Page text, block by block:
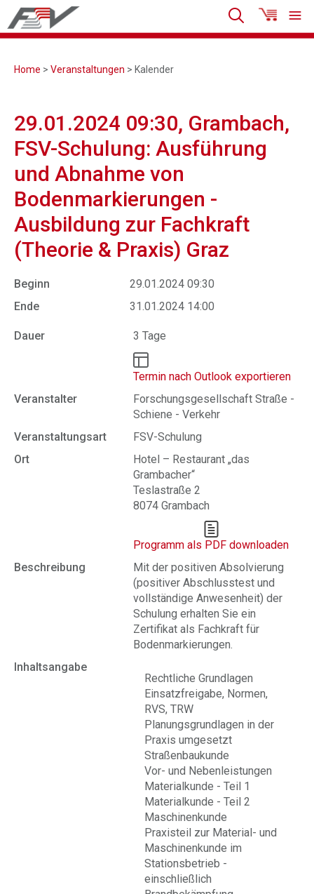
Home > Veranstaltungen > Kalender
29.01.2024 09:30, Grambach,
FSV-Schulung: Ausführung
und Abnahme von
Bodenmarkierungen -
Ausbildung zur Fachkraft
(Theorie & Praxis) Graz
Beginn
29.01.2024 09:30
Ende
31.01.2024 14:00
Dauer 3 Tage
Termin nach Outlook exportieren
Veranstalter
Forschungsgesellschaft Straße -
Schiene - Verkehr
Veranstaltungsart
FSV-Schulung
Ort
Hotel – Restaurant „das
Grambacher“
Teslastraße 2
8074 Grambach
Programm als PDF downloaden
Beschreibung
Mit der positiven Absolvierung
(positiver Abschlusstest und
vollständige Anwesenheit) der
Schulung erhalten Sie ein
Zertifikat als Fachkraft für
Bodenmarkierungen.
Inhaltsangabe
Rechtliche Grundlagen
Einsatzfreigabe, Normen,
RVS, TRW
Planungsgrundlagen in der
Praxis umgesetzt
Straßenbaukunde
Vor- und Nebenleistungen
Materialkunde - Teil 1
Materialkunde - Teil 2
Maschinenkunde
Praxisteil zur Material- und
Maschinenkunde im
Stationsbetrieb -
einschließlich